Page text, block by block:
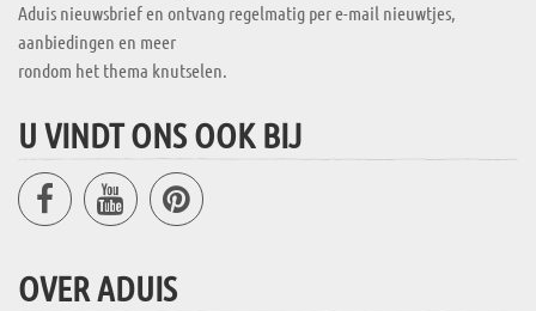
Aduis nieuwsbrief en ontvang regelmatig per e-mail nieuwtjes,
aanbiedingen en meer
rondom het thema knutselen.
U VINDT ONS OOK BIJ
OVER ADUIS